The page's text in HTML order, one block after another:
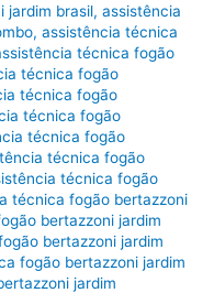
jardim brasil,assistência
,assistência técnica
técnica fogão
técnica fogão
técnica fogão
técnica fogão
técnica fogão
técnica fogão
técnica fogão
técnica fogão bertazzoni
bertazzoni jardim
bertazzoni jardim
fogão bertazzoni jardim
jardim